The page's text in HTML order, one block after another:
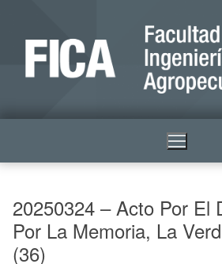
20250324 – Acto Por El
Por La Memoria, La
(36)